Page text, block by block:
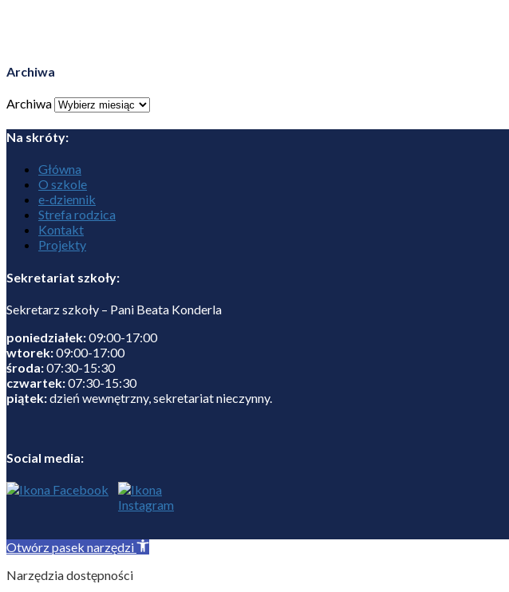
Archiwa
Archiwa
Na skróty:
Główna
O szkole
e-dziennik
Strefa rodzica
Kontakt
Projekty
Sekretariat szkoły:
Sekretarz szkoły – Pani Beata Konderla
poniedziałek:09:00-17:00
wtorek:09:00-17:00
środa:07:30-15:30
czwartek:07:30-15:30
piątek:dzień wewnętrzny, sekretariat nieczynny.
Social media:
Otwórz pasek narzędzi
Narzędzia dostępności